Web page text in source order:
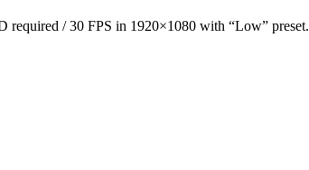
required / 30 FPS in 1920×1080 with “Low” preset.